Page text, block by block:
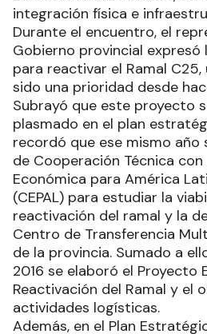
integración física e
Durante el encuentro, el
Gobierno provincial expresó
para reactivar el Ramal
sido una prioridad desde
Subrayó que este proyecto
plasmado en el plan
recordó que ese mismo año
de Cooperación Técnica
Económica para América
(CEPAL) para estudiar la
reactivación del ramal y la
Centro de Transferencia
de la provincia. Sumado a
2016 se elaboró el Proyecto
Reactivación del Ramal y el
actividades logísticas.
Además, en el Plan